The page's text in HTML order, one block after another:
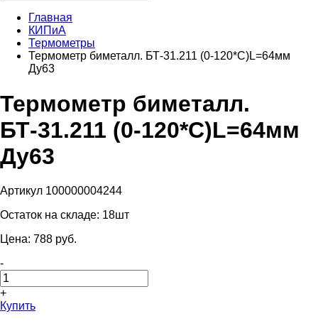
Главная
КИПиА
Термометры
Термометр биметалл. БТ-31.211 (0-120*C)L=64мм
Ду63
Термометр биметалл.
БТ-31.211 (0-120*C)L=64мм
Ду63
Артикул 100000004244
Остаток на складе: 18шт
Цена: 788 pуб.
-
+
Купить